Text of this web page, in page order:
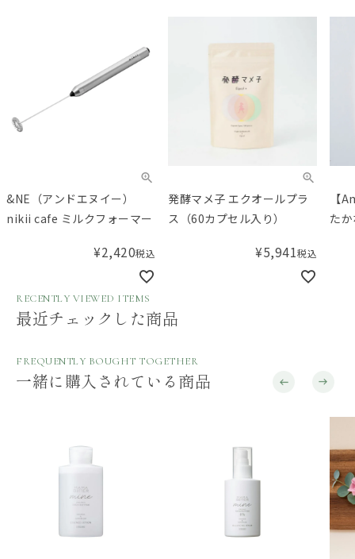
&NE（アンドエヌイー）
nikii cafe ミルクフォーマー
¥2,420税込
発酵マメ子 エクオールプラ
ス（60カプセル入り）
¥5,941税込
【
た
RECENTLY VIEWED ITEMS
最近チェックした商品
FREQUENTLY BOUGHT TOGETHER
一緒に購入されている商品